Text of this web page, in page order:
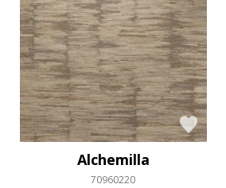
Alchemilla
70960220